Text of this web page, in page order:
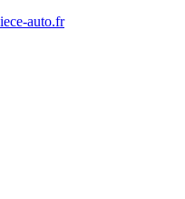
auto.fr